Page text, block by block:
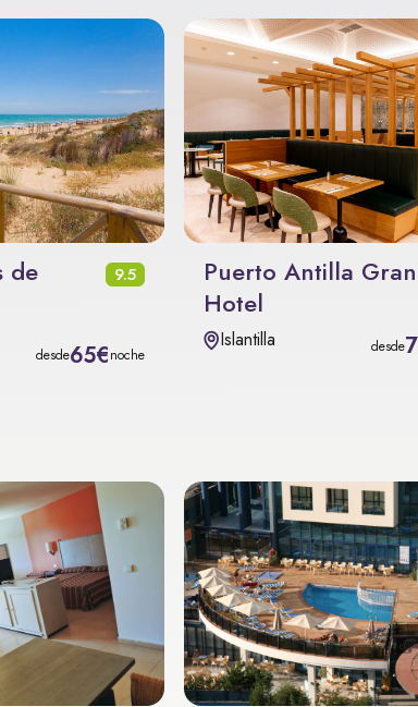
de
9.5
desde65€noche
Puerto Antilla
Hotel
Islantilla desde